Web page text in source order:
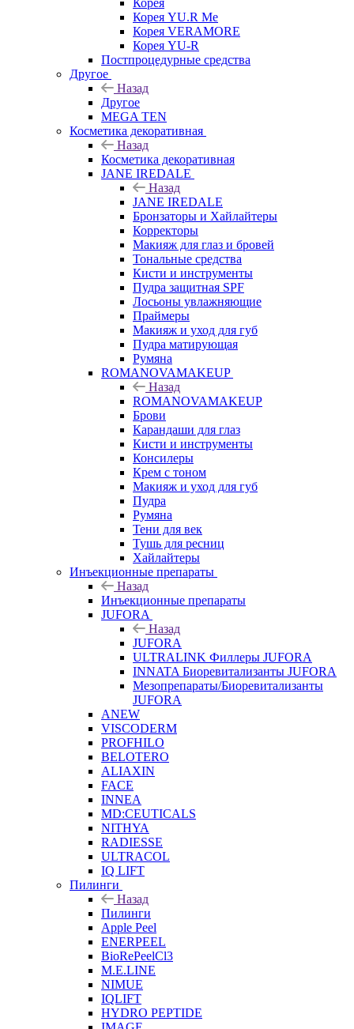
Корея
Корея YU.R Me
Корея VERAMORE
Корея YU-R
Постпроцедурные средства
Другое
Назад
Другое
MEGA TEN
Косметика декоративная
Назад
Косметика декоративная
JANE IREDALE
Назад
JANE IREDALE
Бронзаторы и Хайлайтеры
Корректоры
Макияж для глаз и бровей
Тональные средства
Кисти и инструменты
Пудра защитная SPF
Лосьоны увлажняющие
Праймеры
Макияж и уход для губ
Пудра матирующая
Румяна
ROMANOVAMAKEUP
Назад
ROMANOVAMAKEUP
Брови
Карандаши для глаз
Кисти и инструменты
Консилеры
Крем с тоном
Макияж и уход для губ
Пудра
Румяна
Тени для век
Тушь для ресниц
Хайлайтеры
Инъекционные препараты
Назад
Инъекционные препараты
JUFORA
Назад
JUFORA
ULTRALINK Филлеры JUFORA
INNATA Биоревитализанты JUFORA
Мезопрепараты/Биоревитализанты
JUFORA
ANEW
VISCODERM
PROFHILO
BELOTERO
ALIAXIN
FACE
INNEA
MD:CEUTICALS
NITHYA
RADIESSE
ULTRACOL
IQ LIFT
Пилинги
Назад
Пилинги
Apple Peel
ENERPEEL
BioRePeelCl3
M.E.LINE
NIMUE
IQLIFT
HYDRO PEPTIDE